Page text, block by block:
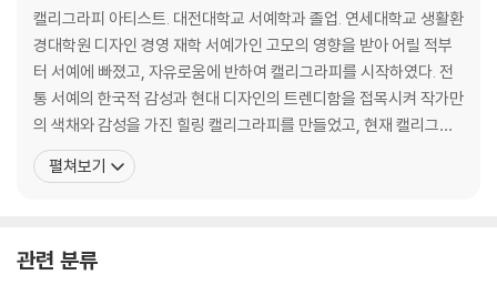
Tip Class) 콘셉트를 잡고 나만의 자음을 만들어보자.!
단어 변형
Tip Class) 한 글자 또는 두 글자 단어를 지금까지 알아본 모든 변화의 기
법을 응용해 표현해보자!
part 5. 힐링캘리그라피 [캘리 공식만 알면 끝!]
글자의 기울기
Tip Class) 글씨의 가독성 주의하자!
캘리그라피 아티스트. 대전대학교 서예학과 졸업. 연세대학교 생활환
경대학원 디자인 경영 재학 서예가인 고모의 영향을 받아 어릴 적부
터 서예에 빠졌고, 자유로움에 반하여 캘리그라피를 시작하였다. 전
통 서예의 한국적 감성과 현대 디자인의 트렌디함을 접목시켜 작가만
의 색채와 감성을 가진 힐링 캘리그라피를 만들었고, 현재 캘리그라
피 아티스트로 활발히 활동하고 있다. <SK텔레콤>, <samsung>,
<SM>, <TOMFORD>, <Dior> 등 수많은 브랜드와 콜라보레이션
펼쳐보기
관련 분류